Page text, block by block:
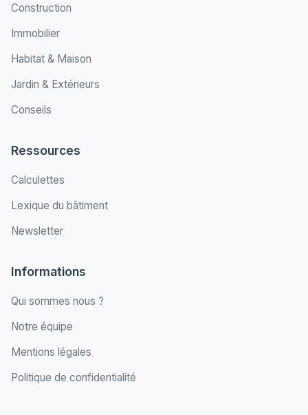
Construction
Immobilier
Habitat & Maison
Jardin & Extérieurs
Conseils
Ressources
Calculettes
Lexique du bâtiment
Newsletter
Informations
Qui sommes nous ?
Notre équipe
Mentions légales
Politique de confidentialité